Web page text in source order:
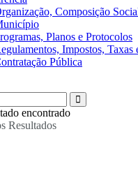
Composição
Planos e Protocolos
Impostos,
Pública
encontrado
Resultados